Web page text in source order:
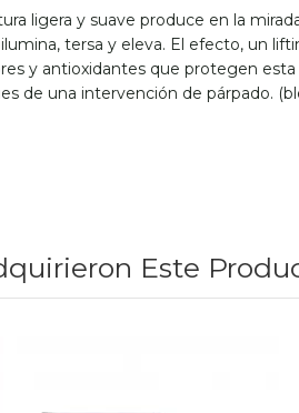
ligera y suave produce en la
tersa y eleva. El efecto, un
y antioxidantes que protegen
de una intervención de párpado.
Este